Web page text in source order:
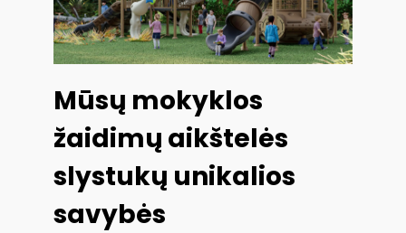
Mūsų mokyklos
žaidimų aikštelės
slystukų unikalios
savybės